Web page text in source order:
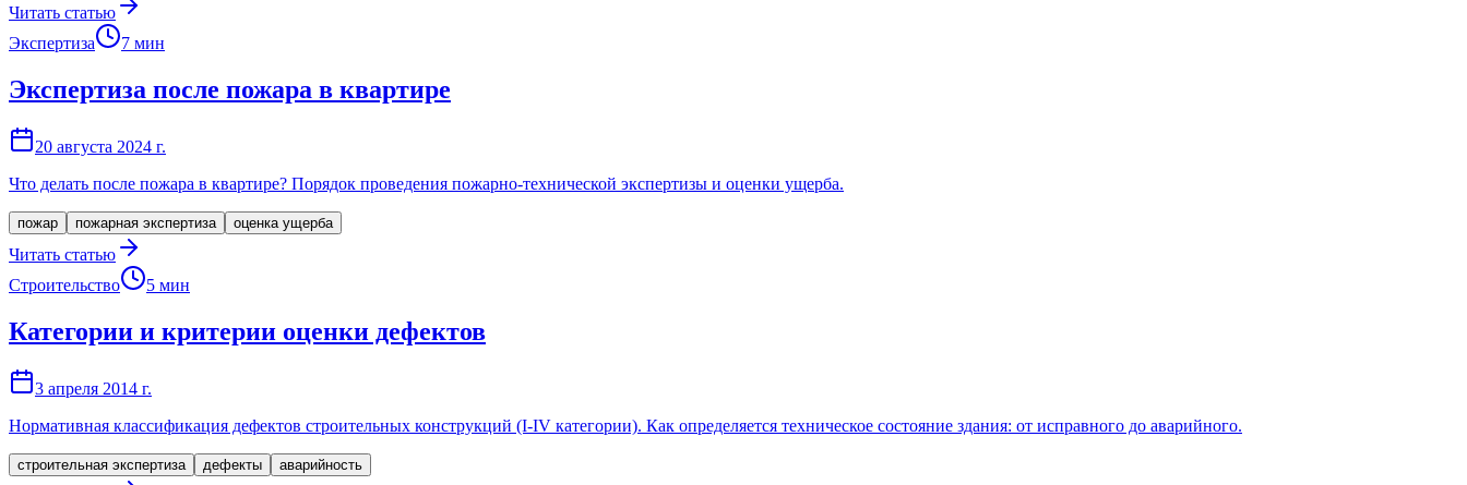
Читать статью
Экспертиза
7 мин
Экспертиза после пожара в квартире
20 августа 2024 г.
Что делать после пожара в квартире? Порядок проведения пожарно-технической экспертизы и оценки ущерба.
пожар пожарная экспертиза оценка ущерба
Читать статью
Строительство
5 мин
Категории и критерии оценки дефектов
3 апреля 2014 г.
Нормативная классификация дефектов строительных конструкций (I-IV категории). Как определяется техническое состояние здания: от исправного до аварийного.
строительная экспертиза дефекты аварийность